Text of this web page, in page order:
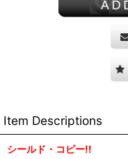
Item Descriptions
シールド・コピー!!